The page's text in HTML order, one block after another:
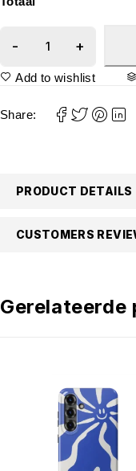
Add to wishlist
Share:
PRODUCT DETAILS
CUSTOMERS
Gerelateerde